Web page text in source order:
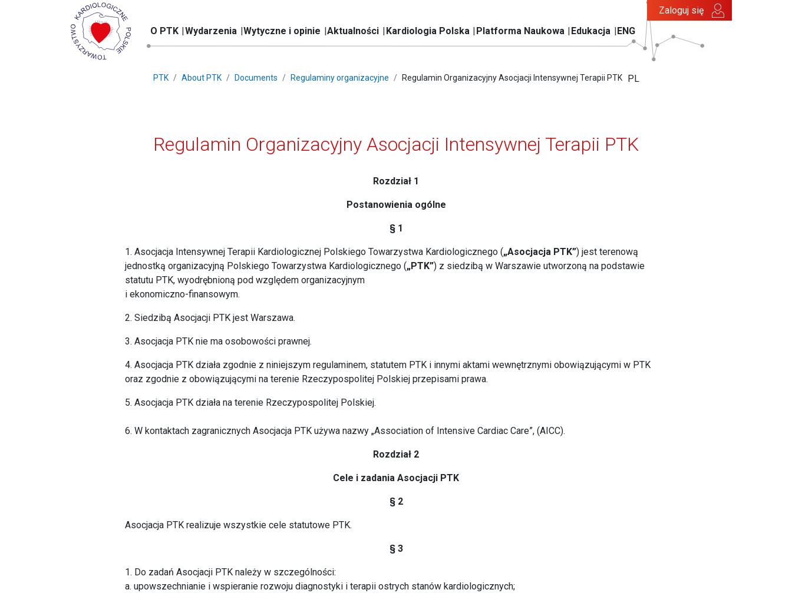
O PTK Wydarzenia Wytyczne i opinie Aktualności Kardiologia Polska Platforma Naukowa Edukacja ENG
Zaloguj się
PTK About PTK Documents Regulaminy organizacyjne Regulamin Organizacyjny Asocjacji Intensywnej Terapii PTK PL
Regulamin Organizacyjny Asocjacji Intensywnej Terapii PTK
Rozdział 1
Postanowienia ogólne
§ 1
1. Asocjacja Intensywnej Terapii Kardiologicznej Polskiego Towarzystwa Kardiologicznego („Asocjacja PTK”) jest terenową
jednostką organizacyjną Polskiego Towarzystwa Kardiologicznego („PTK”) z siedzibą w Warszawie utworzoną na podstawie
statutu PTK, wyodrębnioną pod względem organizacyjnym
i ekonomiczno-finansowym.
2. Siedzibą Asocjacji PTK jest Warszawa.
3. Asocjacja PTK nie ma osobowości prawnej.
4. Asocjacja PTK działa zgodnie z niniejszym regulaminem, statutem PTK i innymi aktami wewnętrznymi obowiązującymi w PTK
oraz zgodnie z obowiązującymi na terenie Rzeczypospolitej Polskiej przepisami prawa.
5. Asocjacja PTK działa na terenie Rzeczypospolitej Polskiej.
6. W kontaktach zagranicznych Asocjacja PTK używa nazwy „Association of Intensive Cardiac Care”, (AICC).
Rozdział 2
Cele i zadania Asocjacji PTK
§ 2
Asocjacja PTK realizuje wszystkie cele statutowe PTK.
§ 3
1. Do zadań Asocjacji PTK należy w szczególności:
a. upowszechnianie i wspieranie rozwoju diagnostyki i terapii ostrych stanów kardiologicznych;